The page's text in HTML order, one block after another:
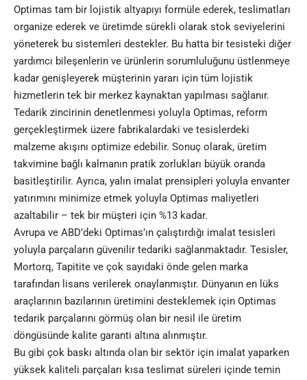
Optimas tam bir lojistik altyapıyı formüle ederek, teslimatları
organize ederek ve üretimde sürekli olarak stok seviyelerini
yöneterek bu sistemleri destekler. Bu hatta bir tesisteki diğer
yardımcı bileşenlerin ve ürünlerin sorumluluğunu üstlenmeye
kadar genişleyerek müşterinin yararı için tüm lojistik
hizmetlerin tek bir merkez kaynaktan yapılması sağlanır.
Tedarik zincirinin denetlenmesi yoluyla Optimas, reform
gerçekleştirmek üzere fabrikalardaki ve tesislerdeki
malzeme akışını optimize edebilir. Sonuç olarak, üretim
takvimine bağlı kalmanın pratik zorlukları büyük oranda
basitleştirilir. Ayrıca, yalın imalat prensipleri yoluyla envanter
yatırımını minimize etmek yoluyla Optimas maliyetleri
azaltabilir – tek bir müşteri için %13 kadar.
Avrupa ve ABD’deki Optimas’ın çalıştırdığı imalat tesisleri
yoluyla parçaların güvenilir tedariki sağlanmaktadır. Tesisler,
Mortorq, Tapitite ve çok sayıdaki önde gelen marka
tarafından lisans verilerek onaylanmıştır. Dünyanın en lüks
araçlarının bazılarının üretimini desteklemek için Optimas
tedarik parçalarını görmüş olan bir nesil ile üretim
döngüsünde kalite garanti altına alınmıştır.
Bu gibi çok baskı altında olan bir sektör için imalat yaparken
yüksek kaliteli parçaları kısa teslimat süreleri içinde temin